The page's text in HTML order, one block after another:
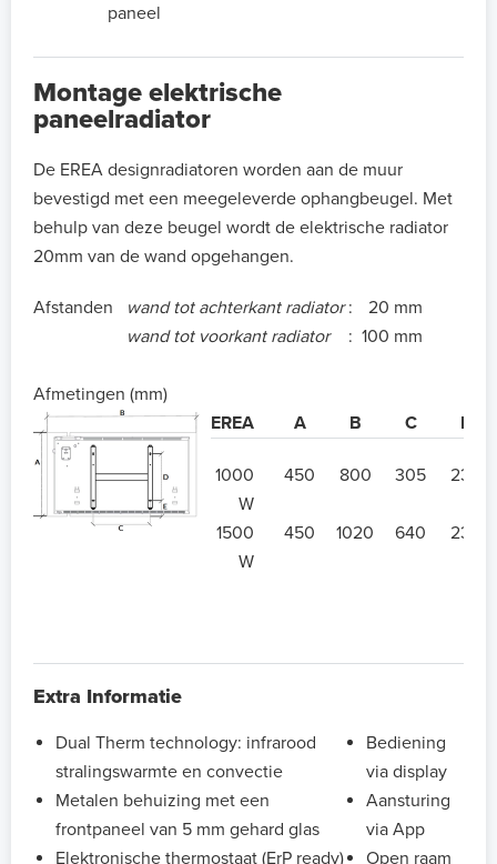
paneel
Montage elektrische
paneelradiator
De EREA designradiatoren worden aan de muur
bevestigd met een meegeleverde ophangbeugel. Met
behulp van deze beugel wordt de elektrische radiator
20mm van de wand opgehangen.
Afstanden wand tot achterkant radiator:
20 mm
wand tot voorkant radiator
: 100 mm
Afmetingen (mm)
EREA
A B C D
1000
W
450 800 305 230
1500
W
450 1020 640 230
Extra Informatie
Dual Therm technology: infrarood
stralingswarmte en convectie
Metalen behuizing met een
frontpaneel van 5 mm gehard glas
Elektronische thermostaat (ErP ready)
Bediening
via display
Aansturing
via App
Open raam